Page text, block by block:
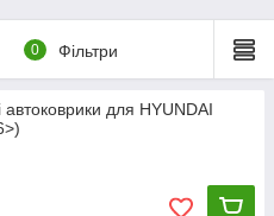
0 Фільтри
автоковрики для HYUNDAI